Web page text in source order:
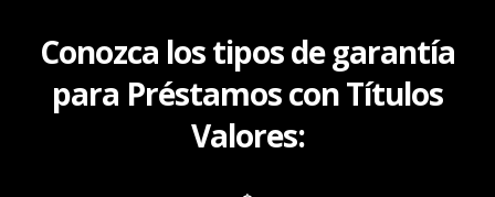
Conozca los tipos de garantía
para Préstamos con Títulos
Valores: